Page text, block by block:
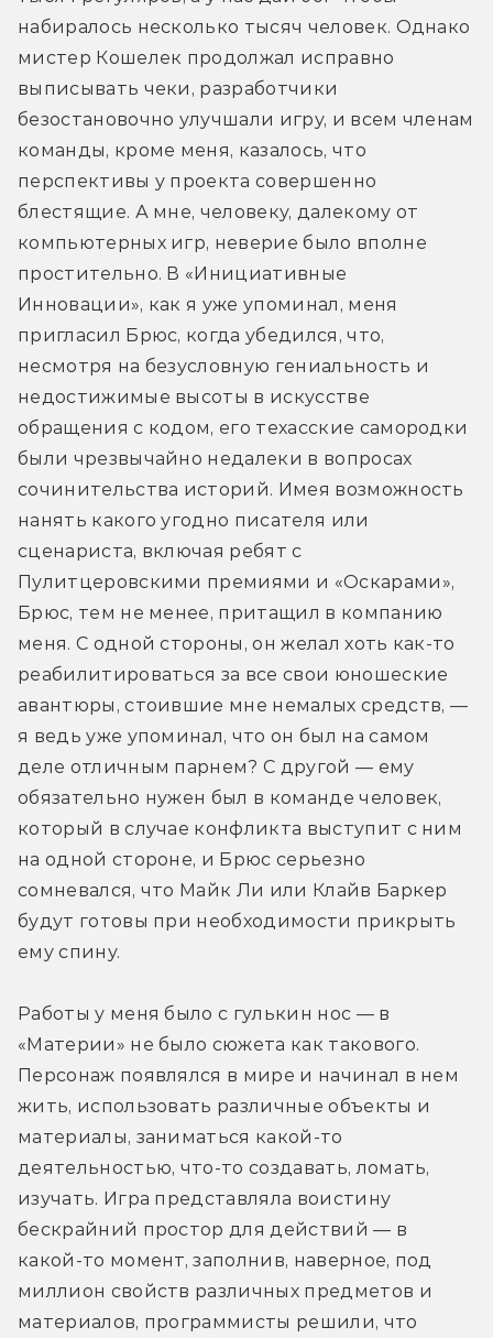
набиралось несколько тысяч человек. Однако
мистер Кошелек продолжал исправно
выписывать чеки, разработчики
безостановочно улучшали игру, и всем членам
команды, кроме меня, казалось, что
перспективы у проекта совершенно
блестящие. А мне, человеку, далекому от
компьютерных игр, неверие было вполне
простительно. В «Инициативные
Инновации», как я уже упоминал, меня
пригласил Брюс, когда убедился, что,
несмотря на безусловную гениальность и
недостижимые высоты в искусстве
обращения с кодом, его техасские самородки
были чрезвычайно недалеки в вопросах
сочинительства историй. Имея возможность
нанять какого угодно писателя или
сценариста, включая ребят с
Пулитцеровскими премиями и «Оскарами»,
Брюс, тем не менее, притащил в компанию
меня. С одной стороны, он желал хоть как-то
реабилитироваться за все свои юношеские
авантюры, стоившие мне немалых средств, —
я ведь уже упоминал, что он был на самом
деле отличным парнем? С другой — ему
обязательно нужен был в команде человек,
который в случае конфликта выступит с ним
на одной стороне, и Брюс серьезно
сомневался, что Майк Ли или Клайв Баркер
будут готовы при необходимости прикрыть
ему спину.
Работы у меня было с гулькин нос — в
«Материи» не было сюжета как такового.
Персонаж появлялся в мире и начинал в нем
жить, использовать различные объекты и
материалы, заниматься какой-то
деятельностью, что-то создавать, ломать,
изучать. Игра представляла воистину
бескрайний простор для действий — в
какой-то момент, заполнив, наверное, под
миллион свойств различных предметов и
материалов, программисты решили, что